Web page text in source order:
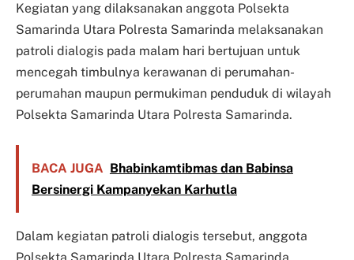
Kegiatan yang dilaksanakan anggota Polsekta
Samarinda Utara Polresta Samarinda melaksanakan
patroli dialogis pada malam hari bertujuan untuk
mencegah timbulnya kerawanan di perumahan-
perumahan maupun permukiman penduduk di wilayah
Polsekta Samarinda Utara Polresta Samarinda.
BACA JUGA Bhabinkamtibmas dan Babinsa
Bersinergi Kampanyekan Karhutla
Dalam kegiatan patroli dialogis tersebut, anggota
Polsekta Samarinda Utara Polresta Samarinda,